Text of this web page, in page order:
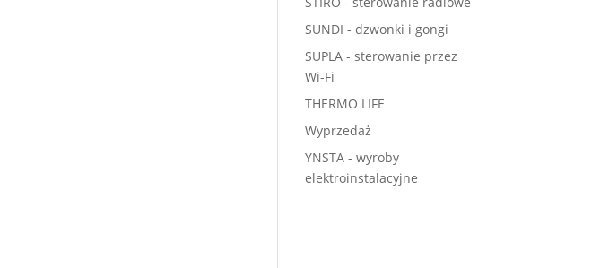
SUNDI - dzwonki i gongi
SUPLA - sterowanie przez
Wi-Fi
THERMO LIFE
Wyprzedaż
YNSTA - wyroby
elektroinstalacyjne